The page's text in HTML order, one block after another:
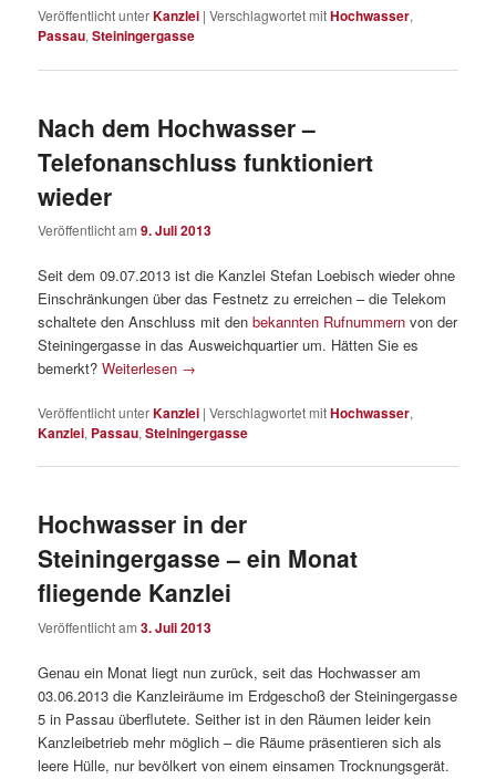
Veröffentlicht unterKanzlei |Verschlagwortet mitHochwasser,
Passau,Steiningergasse
Nach dem Hochwasser –
Telefonanschluss funktioniert
wieder
Veröffentlicht am9. Juli 2013
Seit dem 09.07.2013 ist die Kanzlei Stefan Loebisch wieder ohne
Einschränkungen über das Festnetz zu erreichen – die Telekom
schaltete den Anschluss mit denbekannten Rufnummern von der
Steiningergasse in das Ausweichquartier um. Hätten Sie es
bemerkt?Weiterlesen →
Veröffentlicht unterKanzlei |Verschlagwortet mitHochwasser,
Kanzlei, Passau,Steiningergasse
Hochwasser in der
Steiningergasse – ein Monat
fliegende Kanzlei
Veröffentlicht am3. Juli 2013
Genau ein Monat liegt nun zurück, seit das Hochwasser am
03.06.2013 die Kanzleiräume im Erdgeschoß der Steiningergasse
5 in Passau überflutete. Seither ist in den Räumen leider kein
Kanzleibetrieb mehr möglich – die Räume präsentieren sich als
leere Hülle, nur bevölkert von einem einsamen Trocknungsgerät.